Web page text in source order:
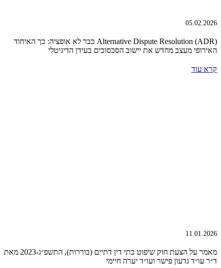
05.02.2026
Alternative Dispute Resolution (ADR) כבר לא אופציה: כך האיחוד
האירופי מעצב מחדש את יישוב הסכסוכים בעידן הדיגיטלי
קרא עוד
11.01.2026
מאמר על הצעת חוק שיפוט בתי דין דתיים (בוררות), התשפ״ג-2023 מאת
ד״ר עו״ד גדעון פישר ועו״ד יערה חיימי